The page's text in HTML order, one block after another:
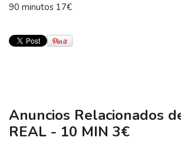
90 minutos 17€
Anuncios Relacionados
REAL - 10 MIN 3€